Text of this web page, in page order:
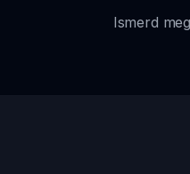
Ismerd